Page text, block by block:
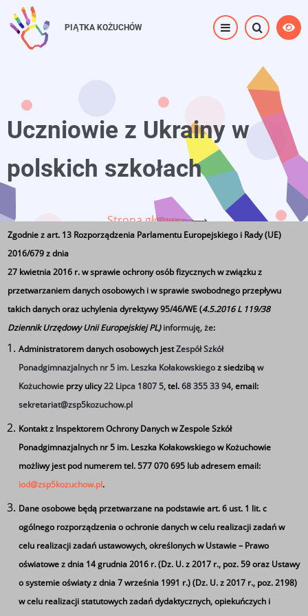
Przejdź
do
treści
PIĄTKA KOŻUCHÓW
Uczniowie z Ukrainy w
polskich szkołach
Strona główna
⟶
Uczniowie z Ukrainy w polskich szkołach
Uczniowie z Ukrainy w polskich szkołach
Zgodnie z art. 13 Rozporządzenia Parlamentu Europejskiego i Rady (UE)
2016/679 z dnia
27 kwietnia 2016 r. w sprawie ochrony osób fizycznych w związku z
przetwarzaniem danych osobowych i w sprawie swobodnego przepływu
takich danych oraz uchylenia dyrektywy 95/46/WE (4.5.2016 L 119/38
Dziennik Urzędowy Unii Europejskiej PL)informuję, że:
Administratorem danych osobowych jestZespół Szkół
Ponadgimnazjalnych nr 5 im. Leszka Kołakowskiegoz siedzibąw
Kożuchowie przy ulicy22 Lipca 1807 5,tel.68 355 33 94,email:
sekretariat@zsp5kozuchow.pl
Kontakt z Inspektorem Ochrony Danych w Zespole Szkół
Ponadgimnazjalnych nr 5 im. Leszka Kołakowskiego w Kożuchowie
możliwy jest pod numerem tel. 577 070 695 lub adresem email:
iod@zsp5kozuchow.pl.
Dane osobowe będą przetwarzane na podstawie art. 6 ust. 1 lit. c
ogólnego rozporządzenia o ochronie danych w celu realizacji zadań w
celu realizacji zadań ustawowych, określonych w Ustawie – Prawo
oświatowe z dnia 14 grudnia 2016 r. (Dz. U. z 2017 r., poz. 59 oraz Ustawy
o systemie oświaty z dnia 7 września 1991 r.) (Dz. U. z 2017 r., poz. 2198)
w celu realizacji statutowych zadań dydaktycznych, opiekuńczych i